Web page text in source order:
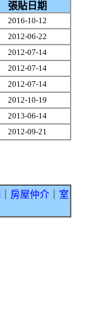
張貼日期
2016-10-12
2012-06-22
2012-07-14
2012-07-14
2012-07-14
2012-10-19
2013-06-14
2012-09-21
房屋仲介｜ 室